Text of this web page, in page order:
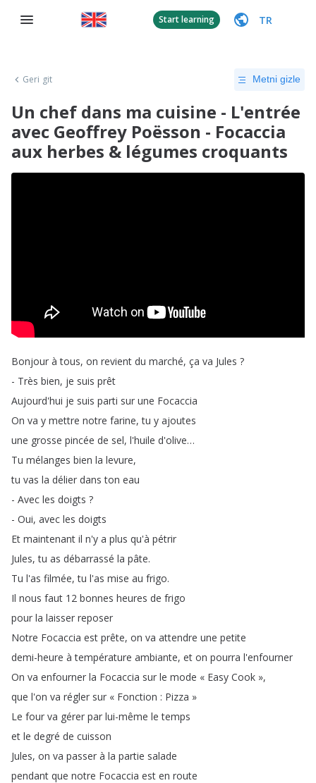
Start learning TR
Geri git Metni gizle
Un chef dans ma cuisine - L'entrée
avec Geoffrey Poësson - Focaccia
aux herbes & légumes croquants
Bonjour à tous, on revient du marché, ça va Jules ?
- Très bien, je suis prêt
Aujourd'hui je suis parti sur une Focaccia
On va y mettre notre farine,tu y ajoutes
une grosse pincée de sel, l'huile d'olive…
Tu mélanges bien la levure,
tu vas la délier dans ton eau
- Avec les doigts ?
- Oui, avec les doigts
Et maintenant il n'y a plus qu'à pétrir
Jules,tu as débarrassé la pâte.
Tu l'as filmée,tu l'as mise au frigo.
Il nous faut 12 bonnes heures de frigo
pour la laisser reposer
Notre Focaccia est prête, on va attendre une petite
demi-heure à température ambiante, et on pourra l'enfourner
On va enfourner la Focaccia sur le mode « Easy Cook »,
que l'on va régler sur « Fonction : Pizza »
Le four va gérer par lui-même le temps
et le degré de cuisson
Jules, on va passer à la partie salade
pendant que notre Focaccia est en route